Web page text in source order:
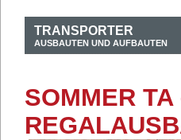
TRANSPORTER
AUSBAUTEN UND AUFBAUTEN
SOMMER